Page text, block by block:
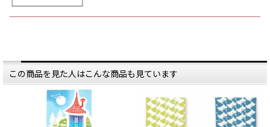
この商品を見た人はこんな商品も見ています